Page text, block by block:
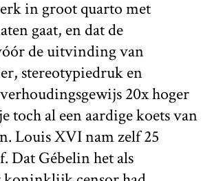
in groot quarto met
gaat, en dat de
de uitvinding van
stereotypiedruk en
20x hoger
toch al een aardige koets van
Louis XVI nam zelf 25
Dat Gébelin het als